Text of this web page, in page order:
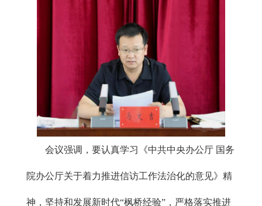
会议强调，要认真学习《中共中央办公厅 国务
院办公厅关于着力推进信访工作法治化的意见》精
神，坚持和发展新时代“枫桥经验”，严格落实推进